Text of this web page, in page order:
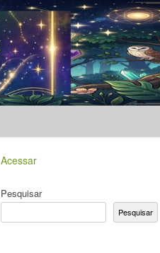
Acessar
Pesquisar
Pesquisar